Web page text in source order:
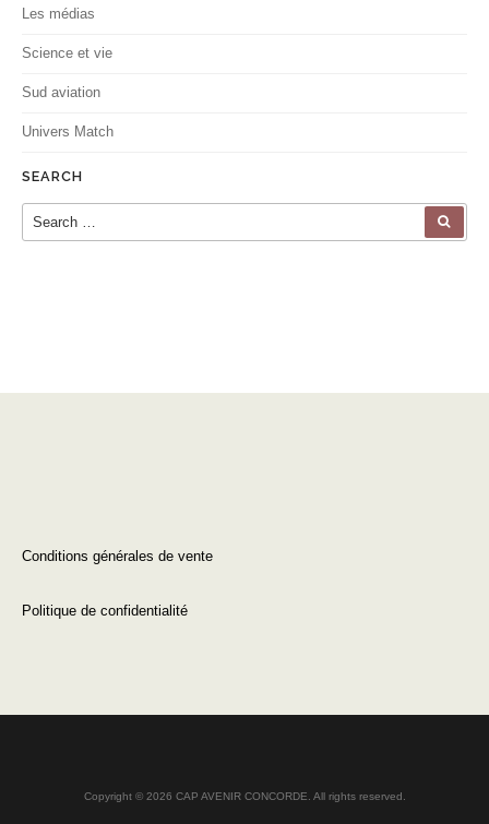
Les médias
Science et vie
Sud aviation
Univers Match
SEARCH
Search for:
Conditions générales de vente
Politique de confidentialité
Copyright © 2026 CAP AVENIR CONCORDE. All rights reserved.